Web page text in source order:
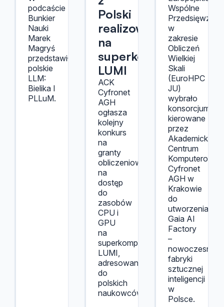
podcaście
Bunkier
Nauki
Marek
Magryś
przedstawił
polskie
LLM:
Bielika I
PLLuM.
Polski
realizowane
na
superkomputerze
LUMI
ACK
Cyfronet
AGH
ogłasza
kolejny
konkurs
na
granty
obliczeniowe
na
dostęp
do
zasobów
CPU i
GPU
na
superkomputerze
LUMI,
adresowany
do
polskich
naukowców.
Wspólne
w
zakresie
Obliczeń
Wielkiej
Skali
(EuroHPC
JU)
wybrało
konsorcjum
kierowane
przez
Akademickie
Centrum
Komputerowe
Cyfronet
AGH w
Krakowie
do
utworzenia
Gaia AI
Factory
–
nowoczesnej
fabryki
sztucznej
inteligencji
w
Polsce.